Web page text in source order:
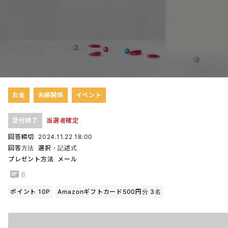
お金 夫婦関係 イベント
受付終了 当選者確定
回答締切
2024.11.22 18:00
回答方法 選択・記述式
プレゼント方法
メール
8
ポイント 10P Amazonギフトカード500円分 3名